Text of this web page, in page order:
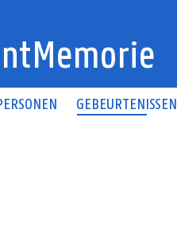
GEBEURTENISSEN